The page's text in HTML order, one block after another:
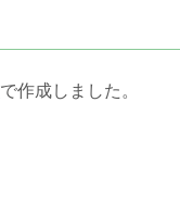
で作成しました。